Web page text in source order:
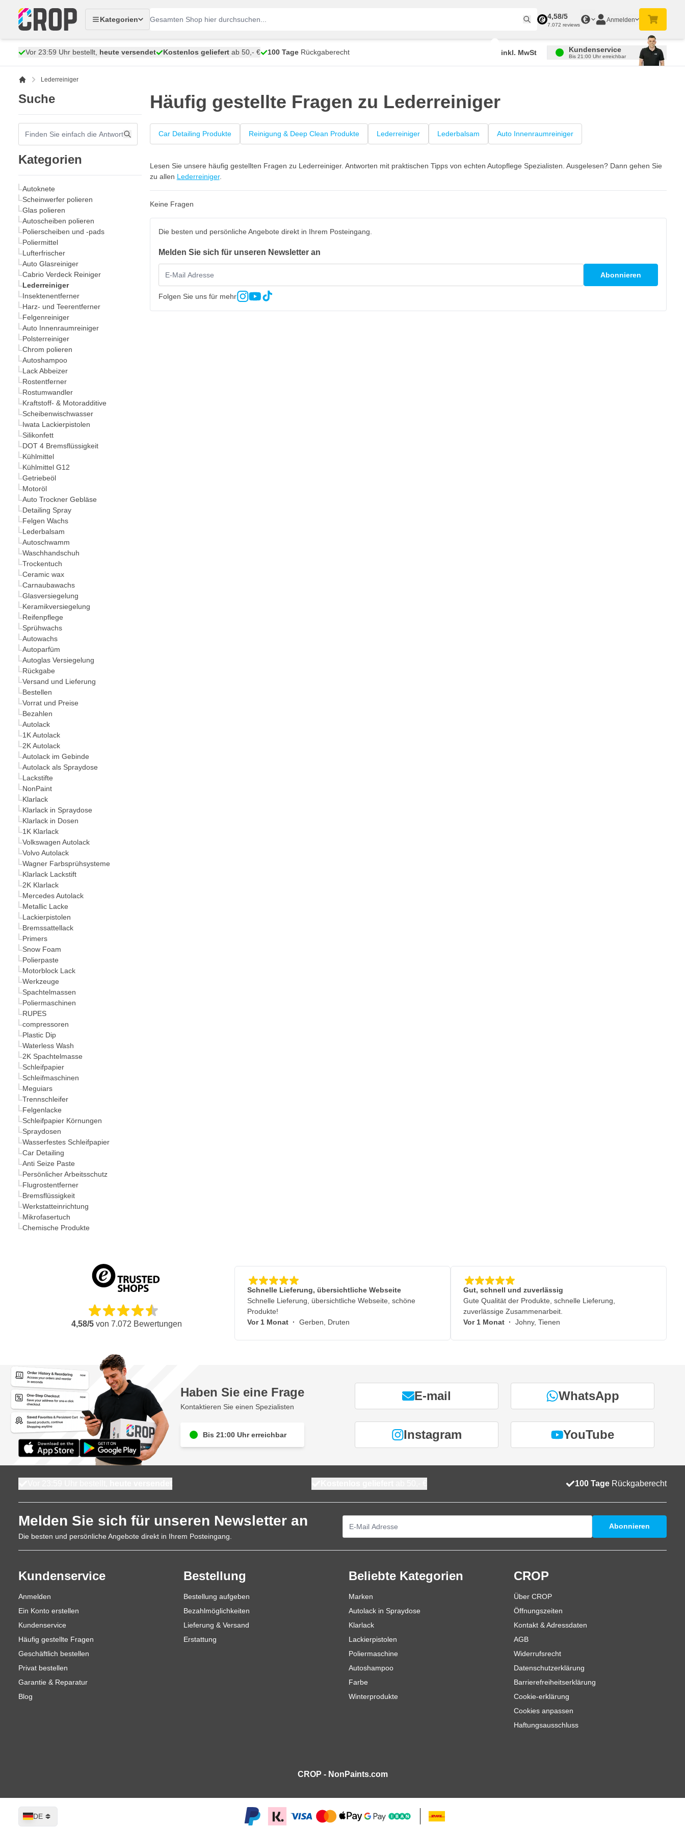
Kategorien
4,58/5
7.072 reviews
€ Anmelden
Vor 23:59 Uhr bestellt, heute versendet Kostenlos geliefert ab 50,- € 100 Tage Rückgaberecht inkl. MwSt Kundenservice
Bis 21:00 Uhr erreichbar
Lederreiniger
Häufig gestellte Fragen zu Lederreiniger
Car Detailing Produkte Reinigung & Deep Clean Produkte Lederreiniger Lederbalsam Auto Innenraumreiniger
Lesen Sie unsere häufig gestellten Fragen zu Lederreiniger. Antworten mit praktischen Tipps von echten Autopflege Spezialisten. Ausgelesen? Dann gehen Sie
zu allen Lederreiniger.
Keine Fragen
Die besten und persönliche Angebote direkt in Ihrem Posteingang.
Melden Sie sich für unseren Newsletter an
Abonnieren
Folgen Sie uns für mehr
Suche
Kategorien
Autoknete
Scheinwerfer polieren
Glas polieren
Autoscheiben polieren
Polierscheiben und -pads
Poliermittel
Lufterfrischer
Auto Glasreiniger
Cabrio Verdeck Reiniger
Lederreiniger
Insektenentferner
Harz- und Teerentferner
Felgenreiniger
Auto Innenraumreiniger
Polsterreiniger
Chrom polieren
Autoshampoo
Lack Abbeizer
Rostentferner
Rostumwandler
Kraftstoff- & Motoradditive
Scheibenwischwasser
Iwata Lackierpistolen
Silikonfett
DOT 4 Bremsflüssigkeit
Kühlmittel
Kühlmittel G12
Getriebeöl
Motoröl
Auto Trockner Gebläse
Detailing Spray
Felgen Wachs
Lederbalsam
Autoschwamm
Waschhandschuh
Trockentuch
Ceramic wax
Carnaubawachs
Glasversiegelung
Keramikversiegelung
Reifenpflege
Sprühwachs
Autowachs
Autoparfüm
Autoglas Versiegelung
Rückgabe
Versand und Lieferung
Bestellen
Vorrat und Preise
Bezahlen
Autolack
1K Autolack
2K Autolack
Autolack im Gebinde
Autolack als Spraydose
Lackstifte
NonPaint
Klarlack
Klarlack in Spraydose
Klarlack in Dosen
1K Klarlack
Volkswagen Autolack
Volvo Autolack
Wagner Farbsprühsysteme
Klarlack Lackstift
2K Klarlack
Mercedes Autolack
Metallic Lacke
Lackierpistolen
Bremssattellack
Primers
Snow Foam
Polierpaste
Motorblock Lack
Werkzeuge
Spachtelmassen
Poliermaschinen
RUPES
compressoren
Plastic Dip
Waterless Wash
2K Spachtelmasse
Schleifpapier
Schleifmaschinen
Meguiars
Trennschleifer
Felgenlacke
Schleifpapier Körnungen
Spraydosen
Wasserfestes Schleifpapier
Car Detailing
Anti Seize Paste
Persönlicher Arbeitsschutz
Flugrostentferner
Bremsflüssigkeit
Werkstatteinrichtung
Mikrofasertuch
Chemische Produkte
4,58/5von 7.072 Bewertungen
Schnelle Lieferung, übersichtliche Webseite
Schnelle Lieferung, übersichtliche Webseite, schöne
Produkte!
Vor 1 Monat · Gerben, Druten
Gut, schnell und zuverlässig
Gute Qualität der Produkte, schnelle Lieferung,
zuverlässige Zusammenarbeit.
Vor 1 Monat · Johny, Tienen
Haben Sie eine Frage
Kontaktieren Sie einen Spezialisten
Bis 21:00 Uhr erreichbar
E-mail WhatsApp
Instagram YouTube
100 Tage Rückgaberecht
Melden Sie sich für unseren Newsletter an
Die besten und persönliche Angebote direkt in Ihrem Posteingang.
Abonnieren
Kundenservice
Anmelden
Ein Konto erstellen
Kundenservice
Häufig gestellte Fragen
Geschäftlich bestellen
Privat bestellen
Garantie & Reparatur
Blog
Bestellung
Bestellung aufgeben
Bezahlmöglichkeiten
Lieferung & Versand
Erstattung
Beliebte Kategorien
Marken
Autolack in Spraydose
Klarlack
Lackierpistolen
Poliermaschine
Autoshampoo
Farbe
Winterprodukte
CROP
Über CROP
Öffnungszeiten
Kontakt & Adressdaten
AGB
Widerrufsrecht
Datenschutzerklärung
Barrierefreiheitserklärung
Cookie-erklärung
Cookies anpassen
Haftungsausschluss
CROP - NonPaints.com
Sprache
DE